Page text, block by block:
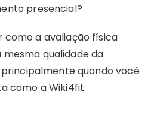
presencial?
como a avaliação física
qualidade da
quando você
como a Wiki4fit.